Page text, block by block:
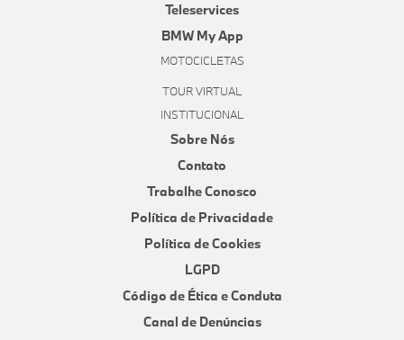
Teleservices
BMW My App
MOTOCICLETAS
TOUR VIRTUAL
INSTITUCIONAL
Sobre Nós
Contato
Trabalhe Conosco
Política de Privacidade
Política de Cookies
LGPD
Código de Ética e Conduta
Canal de Denúncias